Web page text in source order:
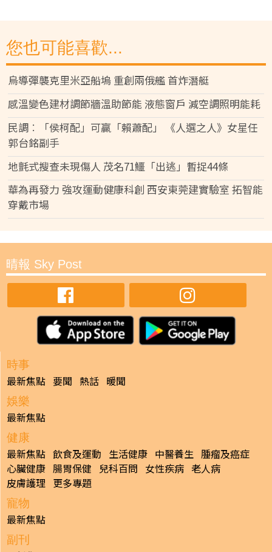
您也可能喜歡...
烏導彈襲克里米亞船塢 重創兩俄艦 首炸潛艇
感溫變色建材調節牆溫助節能 液態窗戶 減空調照明能耗
民調︰「侯柯配」可贏「賴蕭配」 《人選之人》女星任
郭台銘副手
地氈式搜查未現傷人 茂名71鱷「出逃」暫捉44條
華為再發力 強攻運動健康科創 西安東莞建實驗室 拓智能
穿戴市場
晴報 Sky Post
時事
最新焦點 要聞 熱話 暖聞
娛樂
最新焦點
健康
最新焦點 飲食及運動 生活健康 中醫養生 腫瘤及癌症
心臟健康 腸胃保健 兒科百問 女性疾病 老人病
皮膚護理 更多專題
寵物
最新焦點
副刊